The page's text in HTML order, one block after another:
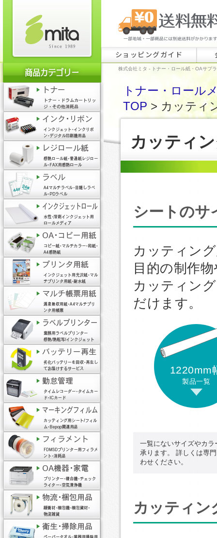
ショッピングガイド
株式会社ミタ - トナー・ロール紙・OAサプ
トナー・ロール
TOP > カッティ
カッティ
シートの
カッティン
目的の制作
カッティン
だけます。
1220mm
製品一覧
一覧にないサイズやカ
承ります。 詳しくは専
わせください。
カッティ